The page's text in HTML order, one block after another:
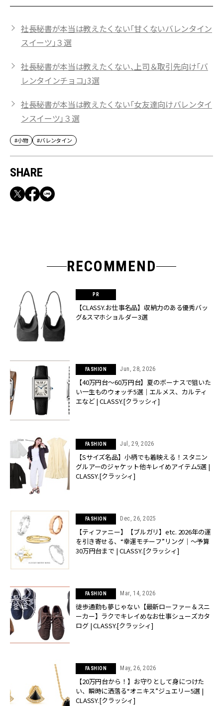
社長秘書が本当は教えたくない「甘くないバレンタイン
スイーツ」３選
社長秘書が本当は教えたくない、上司＆取引先向け「バ
レンタインチョコ」3選
社長秘書が本当は教えたくない「女友達向けバレンタイ
ンスイーツ」３選
#小物 #バレンタイン
SHARE
RECOMMEND
【CLASSY.お仕事名品】収納力のある優秀バッ
グ&スマホショルダー3選
FASHION Jun, 28, 2026
【40万円台〜60万円台】夏のボーナスで狙いた
い一生ものウォッチ5選｜エルメス、カルティ
エなど | CLASSY.[クラッシィ]
FASHION Jul, 29, 2026
【Sサイズ名品】小柄でも着映える！スタニン
グルアーのジャケット他キレイめアイテム5選 |
CLASSY.[クラッシィ]
FASHION Dec, 26, 2025
【ティファニー】【ブルガリ】etc. 2026年の運
を引き寄せる、“幸運モチーフ”リング｜〜予算
30万円台まで | CLASSY.[クラッシィ]
FASHION Mar, 14, 2026
徒歩通勤も夢じゃない【最新ローファー＆スニ
ーカー】ラクでキレイめなお仕事シューズカタ
ログ | CLASSY.[クラッシィ]
FASHION May, 26, 2026
【20万円台から！】お守りとして身につけた
い、瞬時に洒落る“オニキス”ジュエリー5選 |
CLASSY.[クラッシィ]